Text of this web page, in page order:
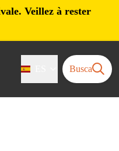
Veillez à rester
Busca